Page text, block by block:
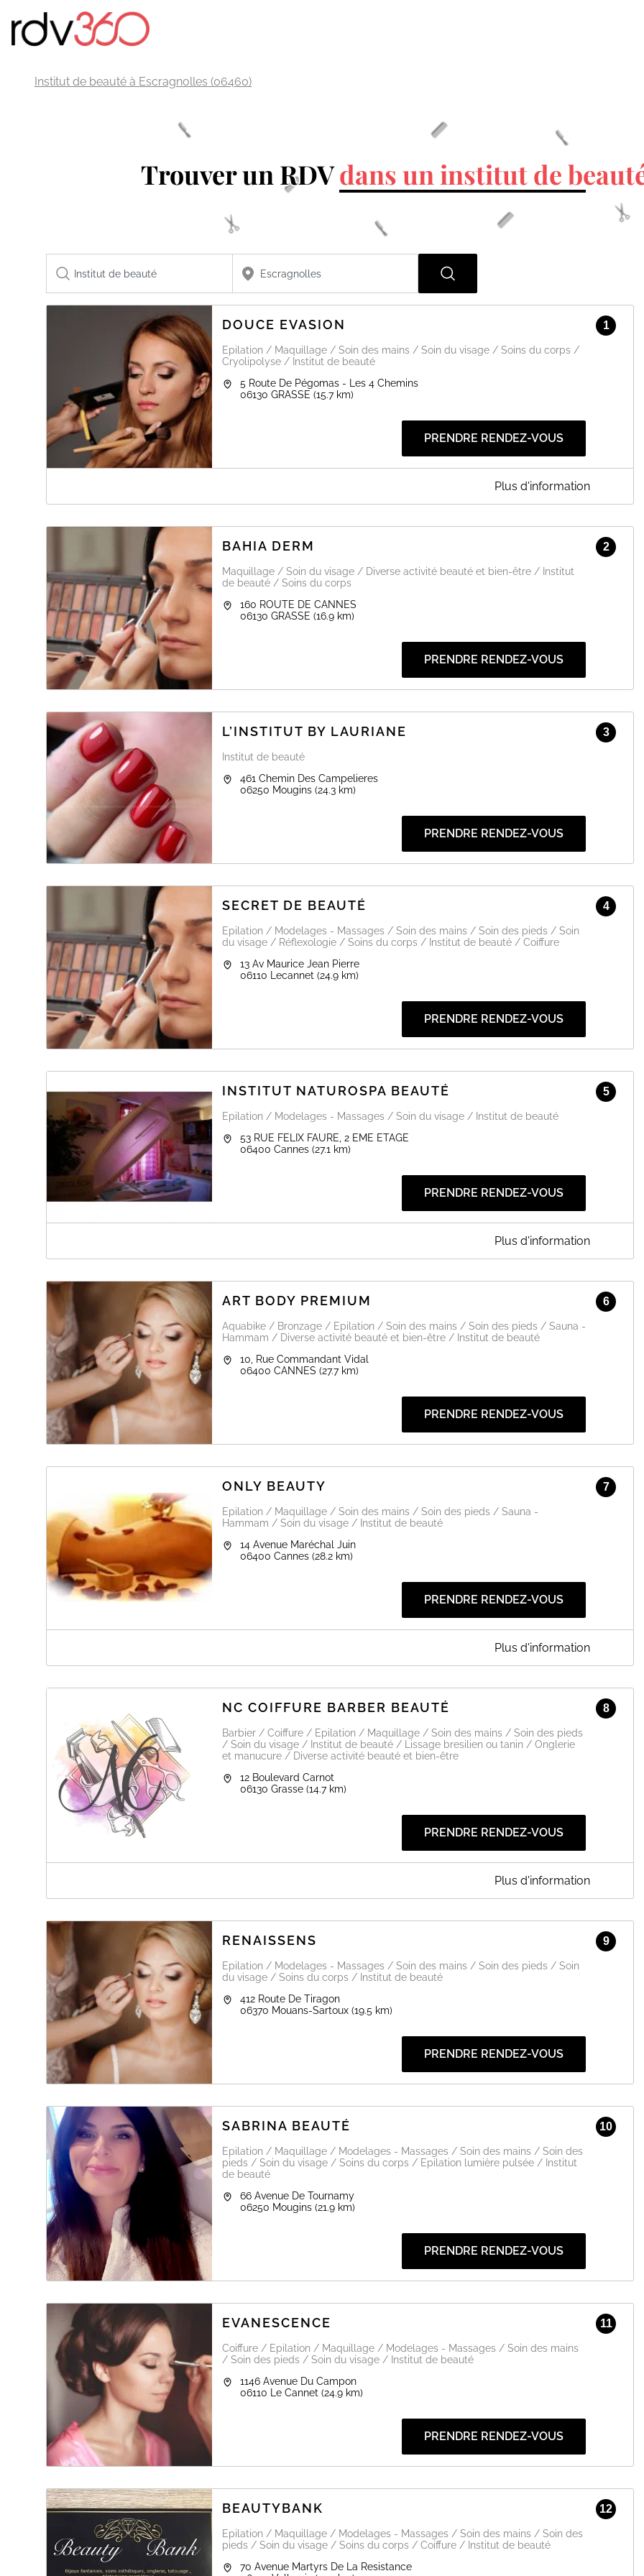
Institut de beauté à Escragnolles (06460)
Trouver un RDVdans un institut de
DOUCE EVASION 1
Epilation / Maquillage / Soin des mains / Soin du visage / Soins du corps /
Cryolipolyse / Institut de beauté
5 Route De Pégomas - Les 4 Chemins
06130 GRASSE (15.7 km)
PRENDRE RENDEZ-VOUS
0622333859
Plus d'information
BAHIA DERM 2
Maquillage / Soin du visage / Diverse activité beauté et bien-être / Institut
de beauté / Soins du corps
160 ROUTE DE CANNES
06130 GRASSE (16.9 km)
PRENDRE RENDEZ-VOUS
L’INSTITUT BY LAURIANE 3
Institut de beauté
461 Chemin Des Campelieres
06250 Mougins (24.3 km)
PRENDRE RENDEZ-VOUS
SECRET DE BEAUTÉ 4
Epilation / Modelages - Massages / Soin des mains / Soin des pieds / Soin
du visage / Réflexologie / Soins du corps / Institut de beauté / Coiffure
13 Av Maurice Jean Pierre
06110
Lecannet (24.9 km)
PRENDRE RENDEZ-VOUS
INSTITUT NATUROSPA BEAUTÉ 5
Epilation / Modelages - Massages / Soin du visage / Institut de beauté
53 RUE FELIX FAURE, 2 EME ETAGE
06400 Cannes (27.1 km)
PRENDRE RENDEZ-VOUS
NUTRITIONNEL
Plus d'information
ART BODY PREMIUM 6
Aquabike / Bronzage / Epilation / Soin des mains / Soin des pieds / Sauna -
Hammam / Diverse activité beauté et bien-être / Institut de beauté
10, Rue Commandant Vidal
06400 CANNES (27.7 km)
PRENDRE RENDEZ-VOUS
ONLY BEAUTY 7
Epilation / Maquillage / Soin des mains / Soin des pieds / Sauna -
Hammam / Soin du visage / Institut de beauté
14 Avenue Maréchal Juin
06400 Cannes (28.2 km)
PRENDRE RENDEZ-VOUS
aux dernières tendances en esthétique, de soins pour le corps, et surtout avec plus de 10 ans d'expérience dans la
prothésie ongulaire (faux-ongles en gel et décorations), Sabrina vous reçoit dans un cadre convivial et chaleureux pour
EN SAVOIR PLUS
Plus d'information
NC COIFFURE BARBER BEAUTÉ 8
Barbier / Coiffure / Epilation / Maquillage / Soin des mains / Soin des pieds
/ Soin du visage / Institut de beauté / Lissage bresilien ou tanin / Onglerie
et manucure / Diverse activité beauté et bien-être
12 Boulevard Carnot
06130 Grasse (14.7 km)
PRENDRE RENDEZ-VOUS
professionnelles pour réaliser vos envies beauté ! Pour un changement capillaire, l'entretien de votre barbe ou bien
encore pour avoir des ongles de folie, vous savez à quelle porte toquer !
L'atmosphère : une ambiance conviviale et familiale. Les spécialités de l'établissement : de la coupe de cheveux
classique mixte aux soins et techniques pour la barbe, sans oublier l'onglerie.
Le petit plus : un accueil chaleureux et professionnel, le tout pour vous faire vivre une bonne expérience au sein de
'NC Coiffeur Barber Beauté des ongles
EN SAVOIR PLUS
Plus d'information
RENAISSENS 9
Epilation / Modelages - Massages / Soin des mains / Soin des pieds / Soin
du visage / Soins du corps / Institut de beauté
412 Route De Tiragon
06370 Mouans-Sartoux (19.5 km)
PRENDRE RENDEZ-VOUS
SABRINA BEAUTÉ 10
Epilation / Maquillage / Modelages - Massages / Soin des mains / Soin des
pieds / Soin du visage / Soins du corps / Epilation lumière pulsée / Institut
de beauté
66 Avenue De Tournamy
06250 Mougins (21.9 km)
PRENDRE RENDEZ-VOUS
EVANESCENCE 11
Coiffure / Epilation / Maquillage / Modelages - Massages / Soin des mains
/ Soin des pieds / Soin du visage / Institut de beauté
1146 Avenue Du Campon
06110
Le Cannet (24.9 km)
PRENDRE RENDEZ-VOUS
BEAUTYBANK 12
Epilation / Maquillage / Modelages - Massages / Soin des mains / Soin des
pieds / Soin du visage / Soins du corps / Coiffure / Institut de beauté
70 Avenue Martyrs De La Resistance